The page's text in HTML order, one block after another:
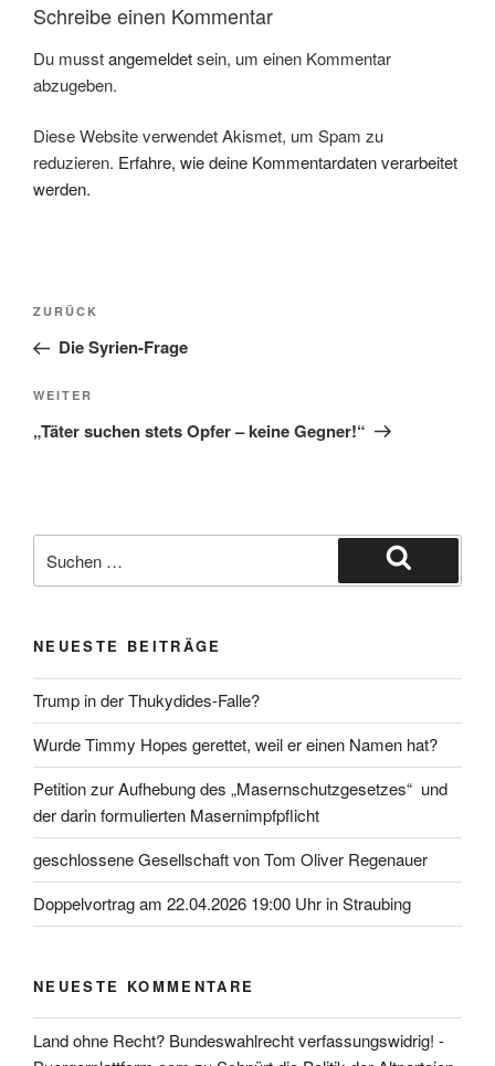
Schreibe einen Kommentar
Du musstangemeldetsein, um einen Kommentar
abzugeben.
Diese Website verwendet Akismet, um Spam zu
reduzieren. Erfahre, wie deine Kommentardaten verarbeitet
werden.
Beitragsnavigation
Vorheriger
Beitrag
ZURÜCK
Die Syrien-Frage
Nächster
Beitrag
WEITER
„Täter suchen stets Opfer – keine Gegner!“
nach:
Suchen
NEUESTE BEITRÄGE
Trump in der Thukydides-Falle?
Wurde Timmy Hopes gerettet, weil er einen Namen hat?
Petition zur Aufhebung des „Masernschutzgesetzes“ und
der darin formulierten Masernimpfpflicht
geschlossene Gesellschaft von Tom Oliver Regenauer
Doppelvortrag am 22.04.2026 19:00 Uhr in Straubing
NEUESTE KOMMENTARE
Land ohne Recht? Bundeswahlrecht verfassungswidrig! -